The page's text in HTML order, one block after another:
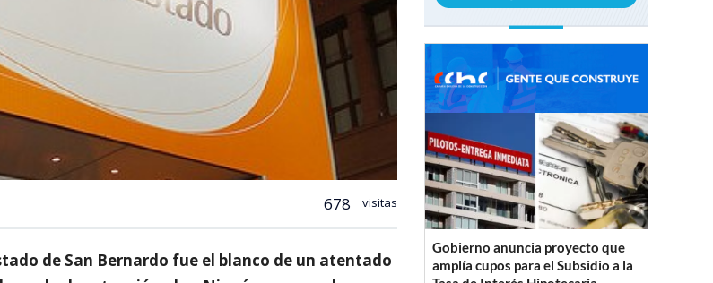
678 visitas
de San Bernardo fue el blanco de un atentado
Gobierno anuncia proyecto que
amplía cupos para el Subsidio a la